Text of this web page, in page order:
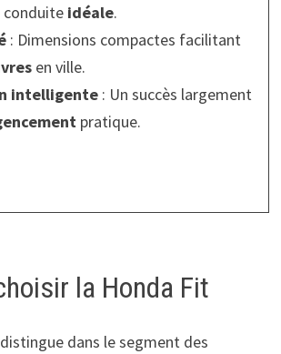
idéale.
: Dimensions compactes facilitant
en ville.
intelligente: Un succès largement
pratique.
la Honda Fit
dans le segment des